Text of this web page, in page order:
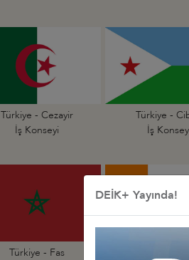
Türkiye - Cezayir
İş Konseyi
Türkiye -
İş
Türkiye - Fas
DEİK+ Yayında!